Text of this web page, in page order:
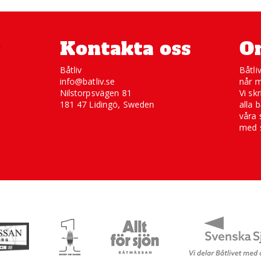
Kontakta oss
Båtliv
info@batliv.se
Nilstorpsvägen 81
181 47 Lidingö, Sweden
når
Vi
alla
våra
med